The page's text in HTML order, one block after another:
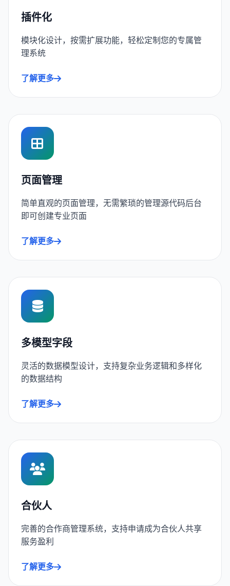
插件化
模块化设计，按需扩展功能，轻松定制您的专属管
理系统
了解更多
页面管理
简单直观的页面管理，无需繁琐的管理源代码后台
即可创建专业页面
了解更多
多模型字段
灵活的数据模型设计，支持复杂业务逻辑和多样化
的数据结构
了解更多
合伙人
完善的合作商管理系统，支持申请成为合伙人共享
服务盈利
了解更多